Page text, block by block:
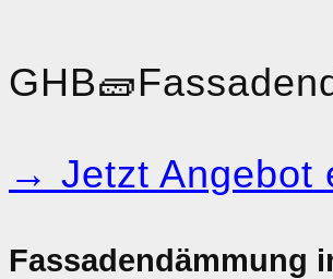
GHB🧱
→ Jetzt Angebot
Fassadendämmung